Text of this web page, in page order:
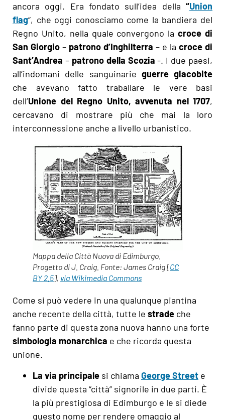
ancora oggi. Era fondato sull’idea della “Union
flag“, che oggi conosciamo come la bandiera del
Regno Unito, nella quale convergono lacroce di
San Giorgio – patrono d’Inghilterra – e la croce di
Sant’Andrea – patrono della Scozia -. I due paesi,
all’indomani delle sanguinarie guerre giacobite
che avevano fatto traballare le vere basi
dell’Unione del Regno Unito, avvenuta nel 1707,
cercavano di mostrare più che mai la loro
interconnessione anche a livello urbanistico.
Mappa della Città Nuova di Edimburgo.
Progetto di J. Craig. Fonte: James Craig [CC
BY 2.5], via Wikimedia Commons
Come si può vedere in una qualunque piantina
anche recente della città, tutte le strade che
fanno parte di questa zona nuova hanno una forte
simbologia monarchica e che ricorda questa
unione.
La via principale si chiama George Street e
divide questa “città” signorile in due parti. È
la più prestigiosa di Edimburgo e le si diede
questo nome per rendere omaggio al